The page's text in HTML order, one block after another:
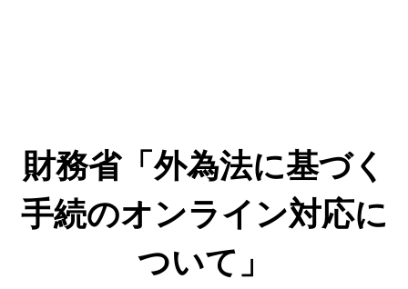
財務省「外為法に基づく
手続のオンライン対応に
ついて」